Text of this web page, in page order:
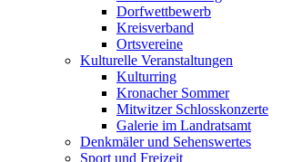
Dorfwettbewerb
Kreisverband
Ortsvereine
Kulturelle Veranstaltungen
Kulturring
Kronacher Sommer
Mitwitzer Schlosskonzerte
Galerie im Landratsamt
Denkmäler und Sehenswertes
Sport und Freizeit